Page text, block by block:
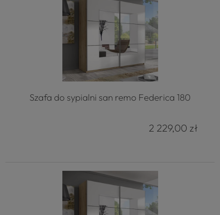
Szafa do sypialni san remo Federica 180
2 229,00 zł